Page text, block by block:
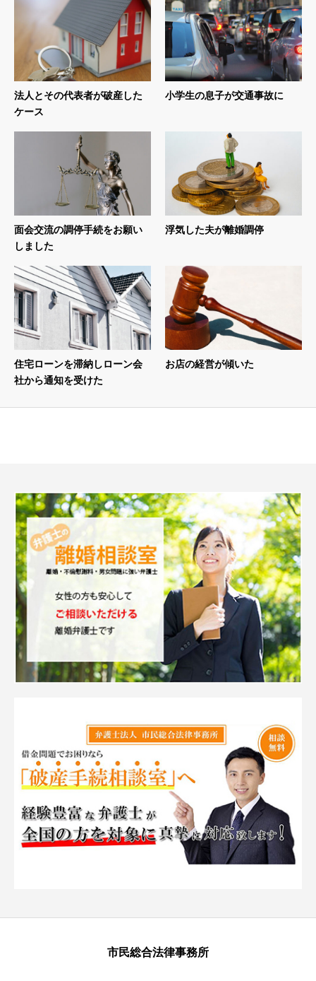
法人とその代表者が破産した
ケース
小学生の息子が交通事故に
面会交流の調停手続をお願い
しました
浮気した夫が離婚調停
住宅ローンを滞納しローン会
社から通知を受けた
お店の経営が傾いた
市民総合法律事務所